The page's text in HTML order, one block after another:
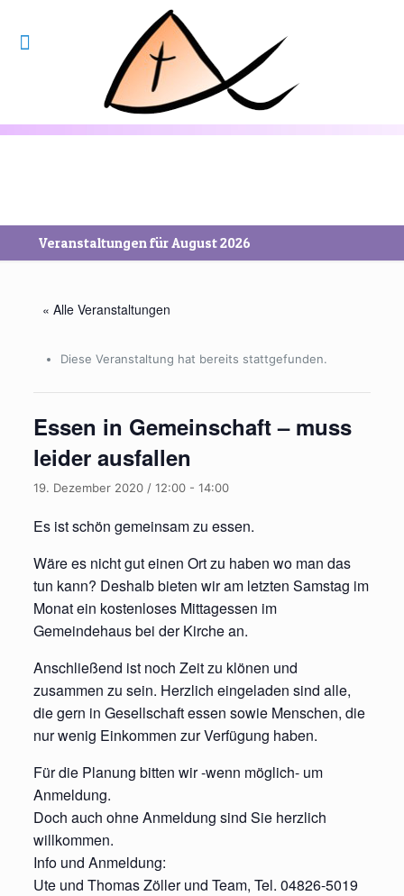
Veranstaltungen für August 2026
« Alle Veranstaltungen
Diese Veranstaltung hat bereits stattgefunden.
Essen in Gemeinschaft – muss
leider ausfallen
19. Dezember 2020 / 12:00- 14:00
Es ist schön gemeinsam zu essen.
Wäre es nicht gut einen Ort zu haben wo man das
tun kann? Deshalb bieten wir am letzten Samstag im
Monat ein kostenloses Mittagessen im
Gemeindehaus bei der Kirche an.
Anschließend ist noch Zeit zu klönen und
zusammen zu sein. Herzlich eingeladen sind alle,
die gern in Gesellschaft essen sowie Menschen, die
nur wenig Einkommen zur Verfügung haben.
Für die Planung bitten wir -wenn möglich- um
Anmeldung.
Doch auch ohne Anmeldung sind Sie herzlich
willkommen.
Info und Anmeldung:
Ute und Thomas Zöller und Team, Tel. 04826-5019